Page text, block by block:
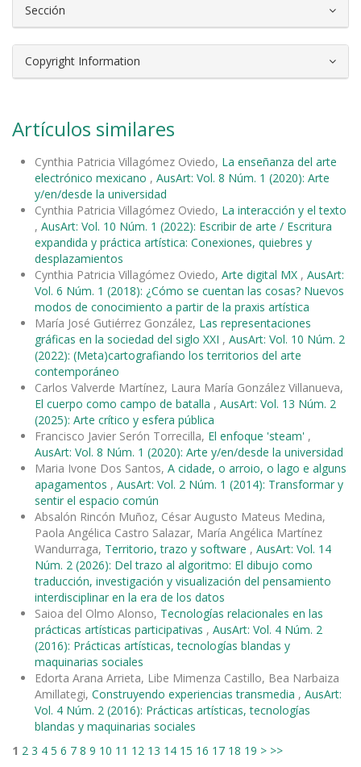
Sección
Copyright Information
Artículos similares
Cynthia Patricia Villagómez Oviedo, La enseñanza del arte
electrónico mexicano , AusArt: Vol. 8 Núm. 1 (2020): Arte
y/en/desde la universidad
Cynthia Patricia Villagómez Oviedo, La interacción y el texto
, AusArt: Vol. 10 Núm. 1 (2022): Escribir de arte / Escritura
expandida y práctica artística: Conexiones, quiebres y
desplazamientos
Cynthia Patricia Villagómez Oviedo, Arte digital MX , AusArt:
Vol. 6 Núm. 1 (2018): ¿Cómo se cuentan las cosas? Nuevos
modos de conocimiento a partir de la praxis artística
María José Gutiérrez González, Las representaciones
gráficas en la sociedad del siglo XXI , AusArt: Vol. 10 Núm. 2
(2022): (Meta)cartografiando los territorios del arte
contemporáneo
Carlos Valverde Martínez, Laura María González Villanueva,
El cuerpo como campo de batalla , AusArt: Vol. 13 Núm. 2
(2025): Arte crítico y esfera pública
Francisco Javier Serón Torrecilla, El enfoque 'steam' ,
AusArt: Vol. 8 Núm. 1 (2020): Arte y/en/desde la universidad
Maria Ivone Dos Santos, A cidade, o arroio, o lago e alguns
apagamentos , AusArt: Vol. 2 Núm. 1 (2014): Transformar y
sentir el espacio común
Absalón Rincón Muñoz, César Augusto Mateus Medina,
Paola Angélica Castro Salazar, María Angélica Martínez
Wandurraga, Territorio, trazo y software , AusArt: Vol. 14
Núm. 2 (2026): Del trazo al algoritmo: El dibujo como
traducción, investigación y visualización del pensamiento
interdisciplinar en la era de los datos
Saioa del Olmo Alonso, Tecnologías relacionales en las
prácticas artísticas participativas , AusArt: Vol. 4 Núm. 2
(2016): Prácticas artísticas, tecnologías blandas y
maquinarias sociales
Edorta Arana Arrieta, Libe Mimenza Castillo, Bea Narbaiza
Amillategi, Construyendo experiencias transmedia , AusArt:
Vol. 4 Núm. 2 (2016): Prácticas artísticas, tecnologías
blandas y maquinarias sociales
1 2 3 4 5 6 7 8 9 10 11 12 13 14 15 16 17 18 19 > >>